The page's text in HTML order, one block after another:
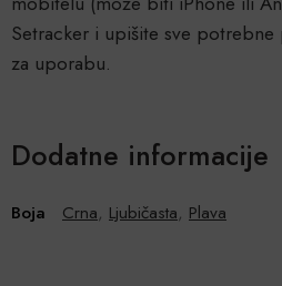
Setracker i upišite sve
za uporabu.
Dodatne informacije
Boja Crna, Ljubičasta, Plava